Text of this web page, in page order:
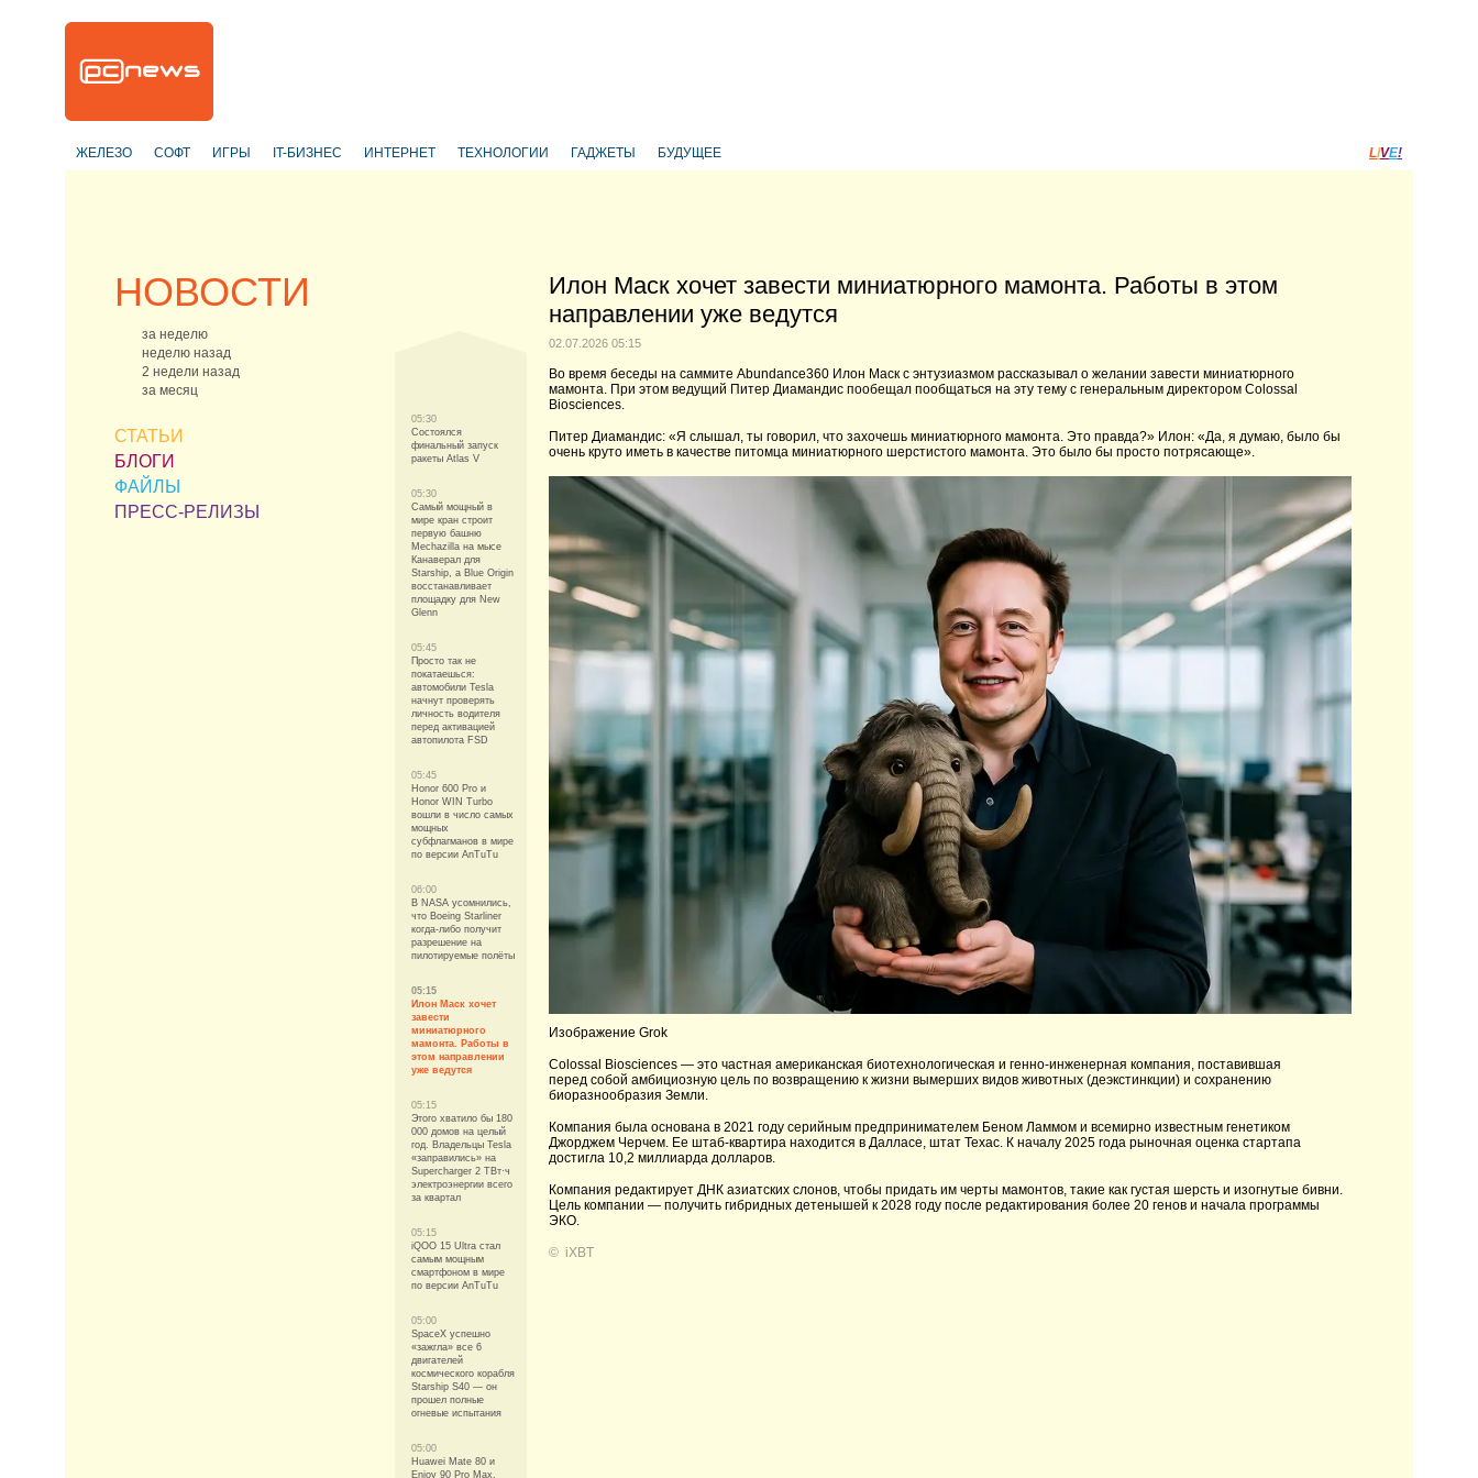
ЖЕЛЕЗО СОФТ ИГРЫ IT-БИЗНЕС ИНТЕРНЕТ ТЕХНОЛОГИИ ГАДЖЕТЫ БУДУЩЕЕ LIVE!
НОВОСТИ
за неделю
неделю назад
2 недели назад
за месяц
СТАТЬИ
БЛОГИ
ФАЙЛЫ
ПРЕСС-РЕЛИЗЫ
05:30
Состоялся
финальный запуск
ракеты Atlas V
05:30
Самый мощный в
мире кран строит
первую башню
Mechazilla на мысе
Канаверал для
Starship, а Blue Origin
восстанавливает
площадку для New
Glenn
05:45
Просто так не
покатаешься:
автомобили Tesla
начнут проверять
личность водителя
перед активацией
автопилота FSD
05:45
Honor 600 Pro и
Honor WIN Turbo
вошли в число самых
мощных
субфлагманов в мире
по версии AnTuTu
06:00
В NASA усомнились,
что Boeing Starliner
когда-либо получит
разрешение на
пилотируемые полёты
05:15
Илон Маск хочет
завести
миниатюрного
мамонта. Работы в
этом направлении
уже ведутся
05:15
Этого хватило бы 180
000 домов на целый
год. Владельцы Tesla
«заправились» на
Supercharger 2 ТВт·ч
электроэнергии всего
за квартал
05:15
iQOO 15 Ultra стал
самым мощным
смартфоном в мире
по версии AnTuTu
05:00
SpaceX успешно
«зажгла» все 6
двигателей
космического корабля
Starship S40 — он
прошел полные
огневые испытания
05:00
Huawei Mate 80 и
Enjoy 90 Pro Max,
Илон Маск хочет завести миниатюрного мамонта. Работы в этом
направлении уже ведутся
02.07.2026 05:15
Во время беседы на саммите Abundance360 Илон Маск с энтузиазмом рассказывал о желании завести миниатюрного
мамонта. При этом ведущий Питер Диамандис пообещал пообщаться на эту тему с генеральным директором Colossal
Biosciences.
Питер Диамандис: «Я слышал, ты говорил, что захочешь миниатюрного мамонта. Это правда?» Илон: «Да, я думаю, было бы
очень круто иметь в качестве питомца миниатюрного шерстистого мамонта. Это было бы просто потрясающе».
Изображение Grok
Colossal Biosciences — это частная американская биотехнологическая и генно-инженерная компания, поставившая
перед собой амбициозную цель по возвращению к жизни вымерших видов животных (деэкстинкции) и сохранению
биоразнообразия Земли.
Компания была основана в 2021 году серийным предпринимателем Беном Ламмом и всемирно известным генетиком
Джорджем Черчем. Ее штаб-квартира находится в Далласе, штат Техас. К началу 2025 года рыночная оценка стартапа
достигла 10,2 миллиарда долларов.
Компания редактирует ДНК азиатских слонов, чтобы придать им черты мамонтов, такие как густая шерсть и изогнутые бивни.
Цель компании — получить гибридных детенышей к 2028 году после редактирования более 20 генов и начала программы
ЭКО.
© iXBT